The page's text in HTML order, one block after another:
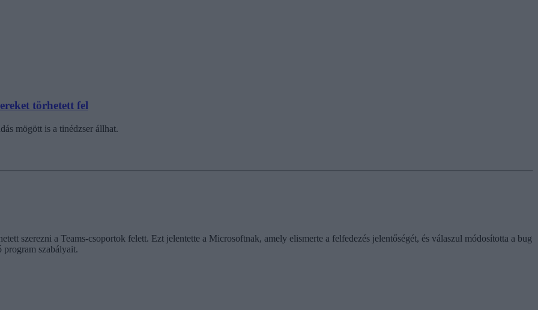
törhetett fel
mögött is a tinédzser állhat.
szerezni a Teams-csoportok felett. Ezt jelentette a Microsoftnak, amely elismerte a felfedezés jelentőségét, és válaszul módosította a bug
program szabályait.